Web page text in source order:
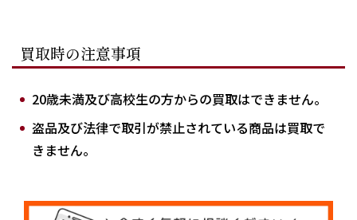
買取時の注意事項
20歳未満及び高校生の方からの買取はできません。
盗品及び法律で取引が禁止されている商品は買取で
きません。